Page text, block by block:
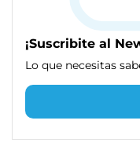
¡Suscribite al
Lo que necesitas